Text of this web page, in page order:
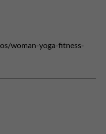
woman-yoga-fitness-